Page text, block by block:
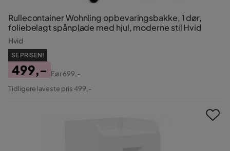
Rullecontainer Wohnling opbevaringsbakke, 1 dør,
foliebelagt spånplade med hjul, moderne stil Hvid
Hvid
SE PRISEN!
Pris
499,-
Original
Før699,-
Tidligere laveste pris 499,-